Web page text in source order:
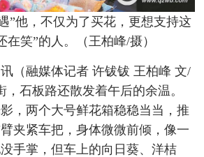
”他，不仅为了买花，更想支持这
在笑”的人。（王柏峰/摄）
（融媒体记者 许钹钹 王柏峰 文/
，石板路还散发着午后的余温。
，两个大号鲜花箱稳稳当当，推
夹紧车把，身体微微前倾，像一
手掌，但车上的向日葵、洋桔